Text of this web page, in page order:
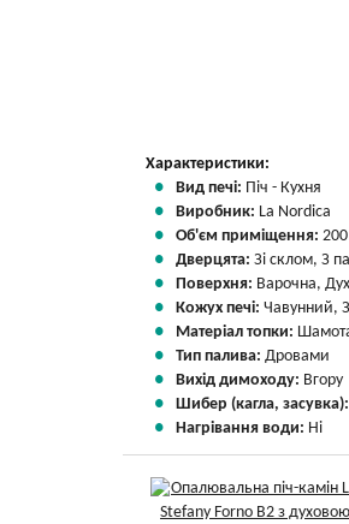
Характеристики:
Вид печі: Піч - Кухня
Виробник: La Nordica
Об'єм приміщення:
Дверцята: Зі склом, З
Поверхня: Варочна,
Кожух печі: Чавунний,
Матеріал топки:
Тип палива: Дровами
Вихід димоходу: Вгору
Шибер (кагла,
Нагрівання води: Ні